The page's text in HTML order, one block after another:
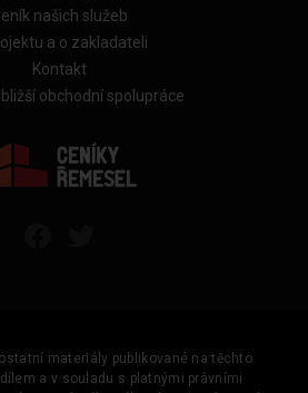
našich služeb
a o zakladateli
Kontakt
obchodní spolupráce
materiály publikované na těchto
a v souladu s platnými právními